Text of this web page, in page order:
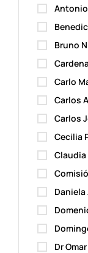
Bruno
Carlo
Carlos
Carlos
Cecilia
Claudia
Daniela
Dr